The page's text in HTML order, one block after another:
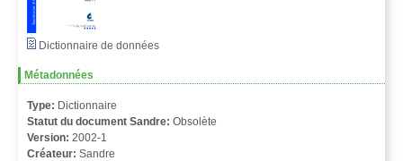
Dictionnaire de données
Métadonnées
Type: Dictionnaire
Statut du document Sandre: Obsolète
Version: 2002-1
Créateur: Sandre